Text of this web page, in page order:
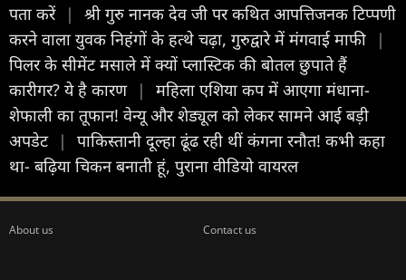
पता करें |
श्री गुरु नानक देव जी पर कथित आपत्तिजनक टिप्पणी
करने वाला युवक निहंगों के हत्थे चढ़ा, गुरुद्वारे में मंगवाई माफी
|
पिलर के सीमेंट मसाले में क्यों प्लास्टिक की बोतल छुपाते हैं
कारीगर? ये है कारण |
महिला एशिया कप में आएगा मंधाना-
शेफाली का तूफान! वेन्यू और शेड्यूल को लेकर सामने आई बड़ी
अपडेट |
पाकिस्तानी दूल्हा ढूंढ रही थीं कंगना रनौत! कभी कहा
था- बढ़िया चिकन बनाती हूं, पुराना वीडियो वायरल
About us Contact us